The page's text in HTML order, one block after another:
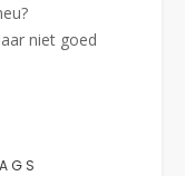
niet goed